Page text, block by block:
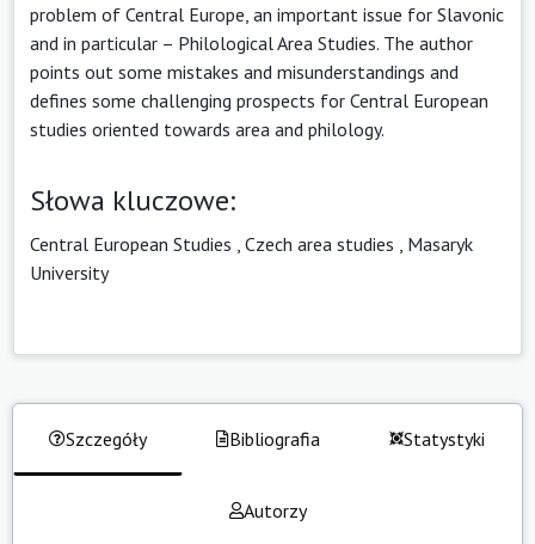
problem of Central Europe, an important issue for Slavonic
and in particular – Philological Area Studies. The author
points out some mistakes and misunderstandings and
defines some challenging prospects for Central European
studies oriented towards area and philology.
Słowa kluczowe:
Central European Studies Czech area studies
Masaryk
University
Szczegóły Bibliografia Statystyki
Autorzy